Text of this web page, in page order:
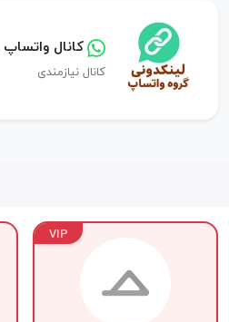
کانال
کانال نیازمندی
VIP